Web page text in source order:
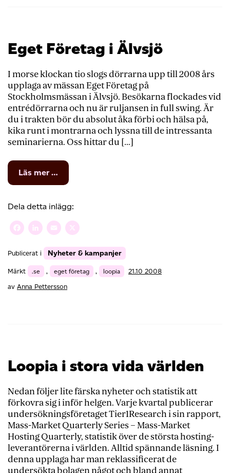
Eget Företag i Älvsjö
I morse klockan tio slogs dörrarna upp till 2008 års
upplaga av mässan Eget Företag på
Stockholmsmässan i Älvsjö. Besökarna flockades vid
entrédörrarna och nu är ruljansen in full swing. Är
du i trakten bör du absolut åka förbi och hälsa på,
kika runt i montrarna och lyssna till de intressanta
seminarierna. Oss hittar du […]
Läs mer …
Eget
i
Älvsjö
Dela detta inlägg:
Facebook
LinkedIn
Email
Publicerat i Nyheter & kampanjer
Märkt .se , eget företag , loopia
21.10 2008
av Anna Pettersson
Loopia i stora vida världen
Nedan följer lite färska nyheter och statistik att
förkovra sig i inför helgen. Varje kvartal publicerar
undersökningsföretaget Tier1Research i sin rapport,
Mass-Market Quarterly Series – Mass-Market
Hosting Quarterly, statistik över de största hosting-
leverantörerna i världen. Alltid spännande läsning. I
denna upplaga har man reklassificerat de
undersökta bolagen något och bland annat